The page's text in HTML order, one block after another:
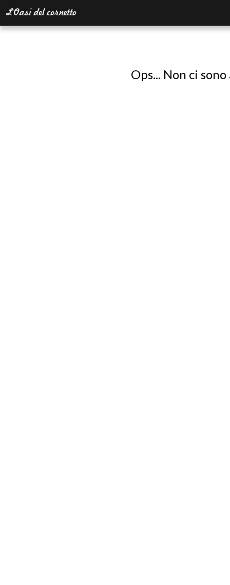
Ops... Non ci